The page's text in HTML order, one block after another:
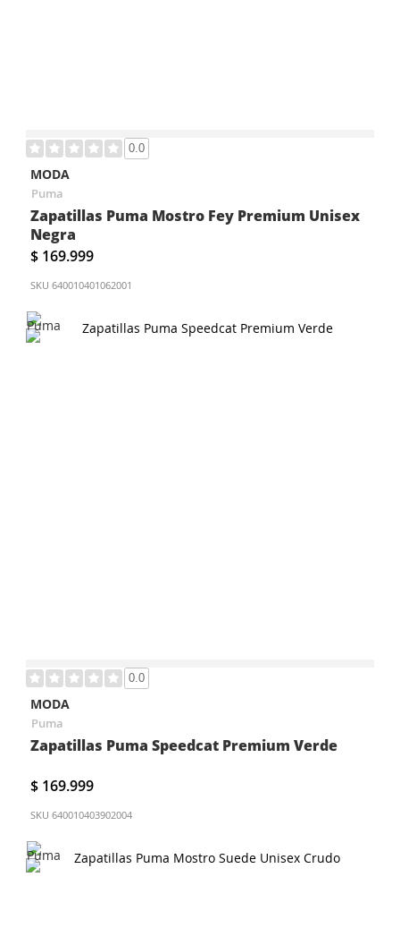
0.0
MODA
Puma
Zapatillas Puma Mostro Fey Premium Unisex
Negra
$ 169.999
SKU 640010401062001
0.0
MODA
Puma
Zapatillas Puma Speedcat Premium Verde
$ 169.999
SKU 640010403902004